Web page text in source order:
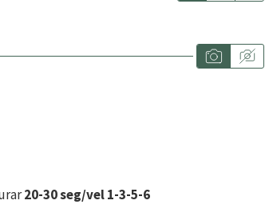
20-30 seg/vel 1-3-5-6